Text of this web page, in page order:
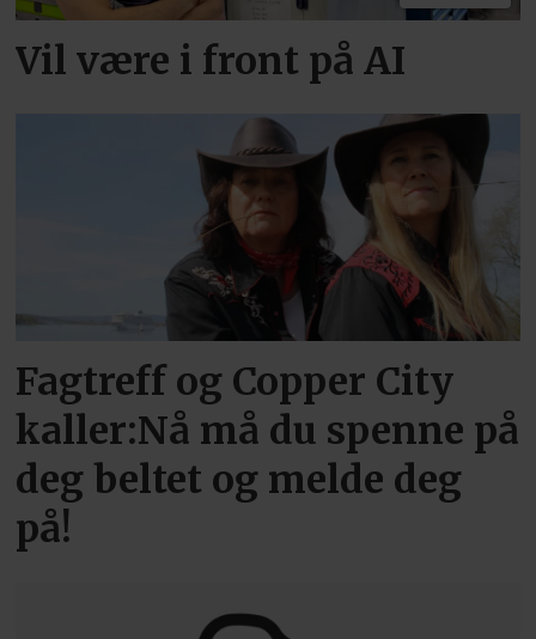
Vil være i front på AI
Fagtreff og Copper City
kaller:Nå må du spenne på
deg beltet og melde deg
på!